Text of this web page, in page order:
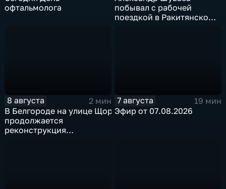
офтальмолога
побывал с рабочей
поездкой в Ракитянском
8 августа
2 мин
В Белгороде на улице Щорса
продолжается
реконструкция
7 августа
19 мин
Эфир от 07.08.2026